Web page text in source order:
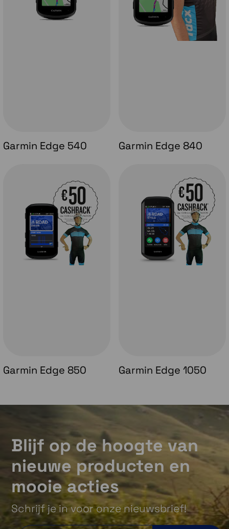
Garmin Edge 540 Garmin Edge 840
Garmin Edge 850 Garmin Edge 1050
Blijf op de hoogte van
nieuwe producten en
mooie acties
Schrijf je in voor onze nieuwsbrief!